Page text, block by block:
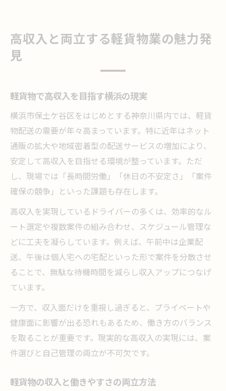
高収入と両立する軽貨物業の魅力発
見
軽貨物で高収入を目指す横浜の現実
横浜市保土ケ谷区をはじめとする神奈川県内では、軽貨
物配送の需要が年々高まっています。特に近年はネット
通販の拡大や地域密着型の配送サービスの増加により、
安定して高収入を目指せる環境が整っています。ただ
し、現場では「長時間労働」「休日の不安定さ」「案件
確保の競争」といった課題も存在します。
高収入を実現しているドライバーの多くは、効率的なル
ート選定や複数案件の組み合わせ、スケジュール管理な
どに工夫を凝らしています。例えば、午前中は企業配
送、午後は個人宅への宅配といった形で案件を分散させ
ることで、無駄な待機時間を減らし収入アップにつなげ
ています。
一方で、収入面だけを重視し過ぎると、プライベートや
健康面に影響が出る恐れもあるため、働き方のバランス
を取ることが重要です。現実的な高収入の実現には、案
件選びと自己管理の両立が不可欠です。
軽貨物の収入と働きやすさの両立方法